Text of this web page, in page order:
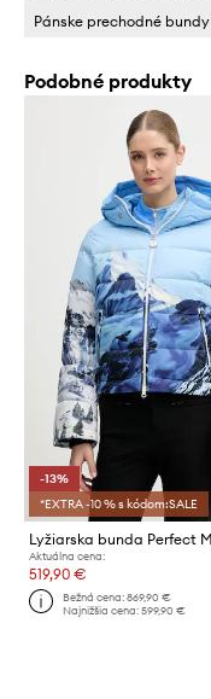
Pánske prechodné bundy
Podobné produkty
-13%
*EXTRA -10 % s kódom:SALE
Aktuálna cena:
519,90 €
Bežná cena:869,90 €
Najnižšia cena:599,90 €